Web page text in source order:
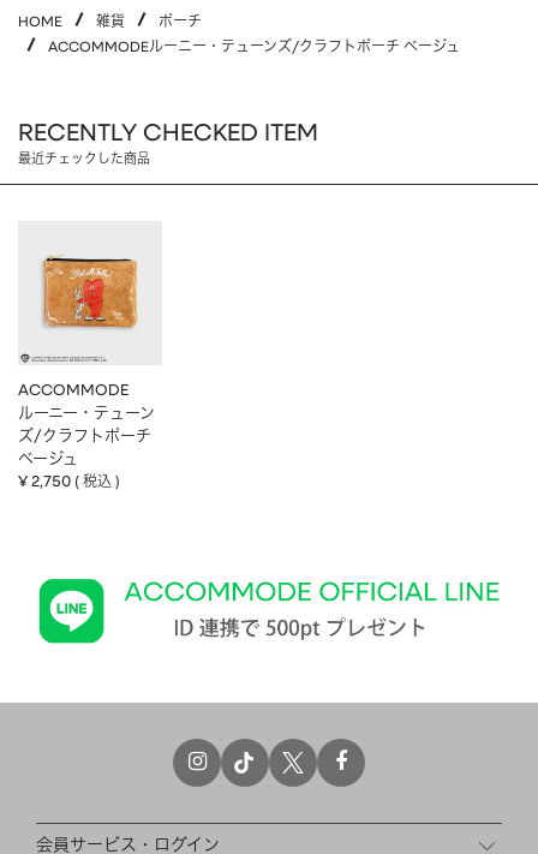
HOME 雑貨
ポーチ
ACCOMMODEルーニー・テューンズ/クラフトポーチ ベージュ
RECENTLY CHECKED ITEM
最近チェックした商品
ACCOMMODE
ルーニー・テューン
ズ/クラフトポーチ
ベージュ
¥ 2,750 税込
会員サービス・ログイン